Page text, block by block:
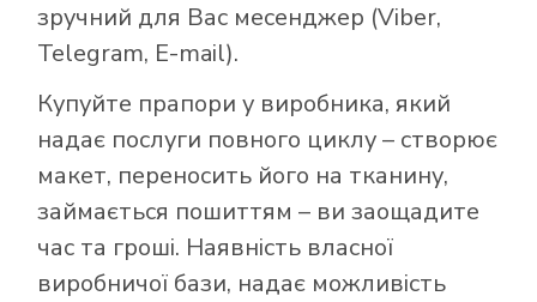
зручний для Вас месенджер (Viber,
Telegram, E-mail).
Купуйте прапори у виробника, який
надає послуги повного циклу – створює
макет, переносить його на тканину,
займається пошиттям – ви заощадите
час та гроші. Наявність власної
виробничої бази, надає можливість